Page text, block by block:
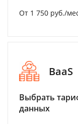
От 1 750 руб./
BaaS
Выбрать
данных